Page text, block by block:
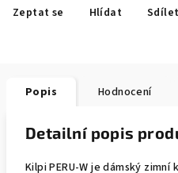
Zeptat se Hlídat Sdílet
Popis Hodnocení
Detailní popis
Kilpi PERU-W je dámský